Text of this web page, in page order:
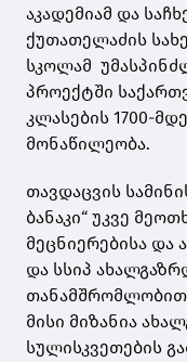
აკადემიამ და
ქუთათელაძის
სკოლამ
პროექტში
კლასების 1700-
მონაწილეობა.
თავდაცვის
ბანაკი“ უკვე
მეცნიერებისა და
და სსიპ
მისი მიზანია
სულისკვეთების